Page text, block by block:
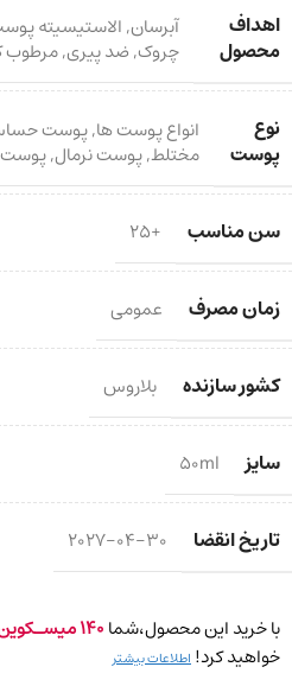
اهداف
محصول
آبرسان,الاستیسیته
چروک,ضد پیری,مرطوب
نوع
پوست
انواع پوست ها,پوست
مختلط,پوست نرمال,
سن مناسب +25
زمان مصرف عمومی
کشور سازنده بلاروس
سایز 50ml
تاریخ انقضا 2027-04-30
با خرید این محصول،شما140
خواهید کرد! اطلاعات بیشتر